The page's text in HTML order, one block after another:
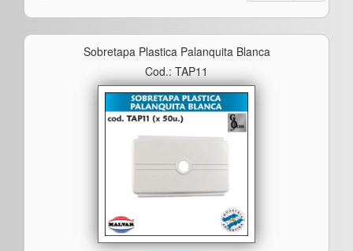
Sobretapa Plastica Palanquita Blanca
Cod.: TAP11